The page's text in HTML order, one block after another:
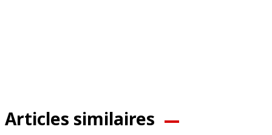
Articles similaires